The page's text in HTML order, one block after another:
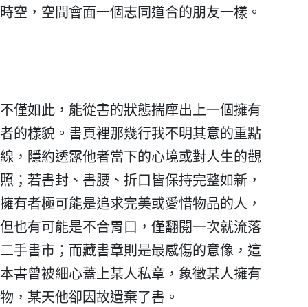
時空，空間會面一個志同道合的朋友一樣。
不僅如此，能從書的狀態揣摩出上一個擁有
者的樣貌。書頁裡那幾行我不明其意的重點
線，隱約透露他者當下的心境或對人生的觀
照；若書封、書腰、折口皆保持完整如新，
擁有者極可能是追求完美或愛惜物品的人，
但也有可能是不合胃口，僅翻閱一次就流落
二手書市；而藏書章則是最感傷的意像，這
本書曾被細心蓋上某人私章，象徵某人擁有
物，某天他卻因故遺棄了書。